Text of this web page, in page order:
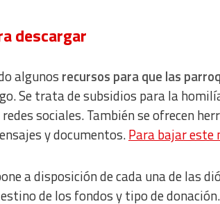
descargar
algunos recursos para que las
Se trata de subsidios para la
sociales. También se ofrecen
y documentos.Para bajar este
a disposición de cada una de las
de los fondos y tipo de donación.
actively requested